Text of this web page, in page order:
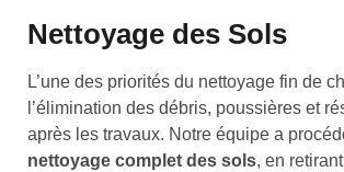
Nettoyage des Sols
L’une des priorités du nettoyage fin de
l’élimination des débris, poussières et
après les travaux. Notre équipe a
nettoyage complet des sols, en